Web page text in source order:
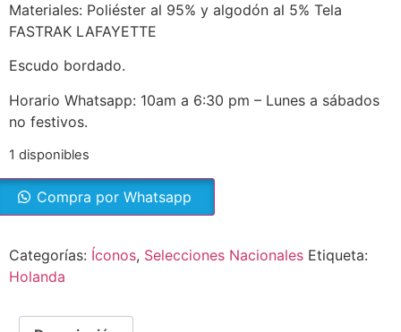
Materiales: Poliéster al 95% y algodón al 5% Tela
FASTRAK LAFAYETTE
Escudo bordado.
Horario Whatsapp: 10am a 6:30 pm – Lunes a sábados
no festivos.
1 disponibles
Compra por Whatsapp
Categorías: Íconos, Selecciones Nacionales Etiqueta:
Holanda